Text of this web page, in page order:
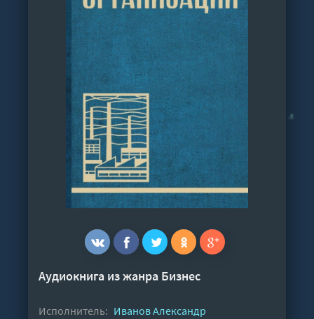
Аудиокнига из жанра Бизнес
Исполнитель: Иванов Александр